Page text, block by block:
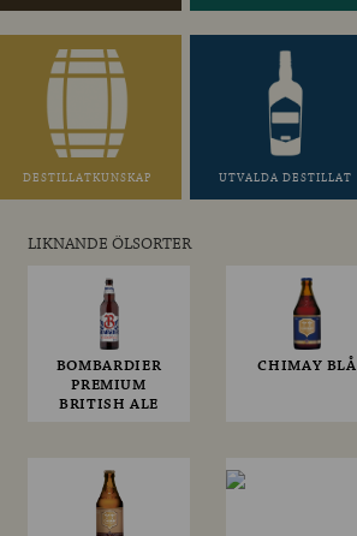
DESTILLATKUNSKAP UTVALDA DESTILLAT
LIKNANDE ÖLSORTER
BOMBARDIER
PREMIUM
BRITISH ALE
CHIMAY BLÅ